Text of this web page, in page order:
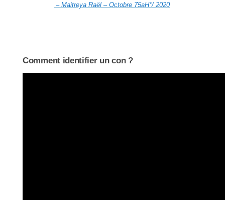
– Maitreya Raël – Octobre 75aH*/ 2020
Comment identifier un con ?